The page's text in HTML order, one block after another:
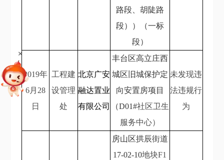
路段、胡陡路
段））（一标
段）
2019年
6月28
日
工程建
设管理
处
北京广安
融达置业
有限公司
丰台区高立庄西
城区旧城保护定
向安置房项目
（D01#社区卫生
服务中心）
未发现违
法违规行
为
房山区拱辰街道
17-02-10地块F1
+